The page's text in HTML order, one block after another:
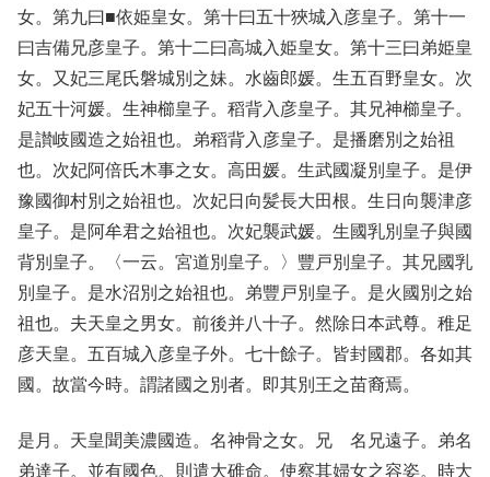
女。第九曰■依姫皇女。第十曰五十狹城入彦皇子。第十一
曰吉備兄彦皇子。第十二曰高城入姫皇女。第十三曰弟姫皇
女。又妃三尾氏磐城別之妹。水齒郎媛。生五百野皇女。次
妃五十河媛。生神櫛皇子。稻背入彦皇子。其兄神櫛皇子。
是讃岐國造之始祖也。弟稻背入彦皇子。是播磨別之始祖
也。次妃阿倍氏木事之女。高田媛。生武國凝別皇子。是伊
豫國御村別之始祖也。次妃日向髪長大田根。生日向襲津彦
皇子。是阿牟君之始祖也。次妃襲武媛。生國乳別皇子與國
背別皇子。〈一云。宮道別皇子。〉豐戸別皇子。其兄國乳
別皇子。是水沼別之始祖也。弟豐戸別皇子。是火國別之始
祖也。夫天皇之男女。前後并八十子。然除日本武尊。稚足
彦天皇。五百城入彦皇子外。七十餘子。皆封國郡。各如其
國。故當今時。謂諸國之別者。即其別王之苗裔焉。
是月。天皇聞美濃國造。名神骨之女。兄 名兄遠子。弟名
弟達子。並有國色。則遣大碓命。使察其婦女之容姿。時大